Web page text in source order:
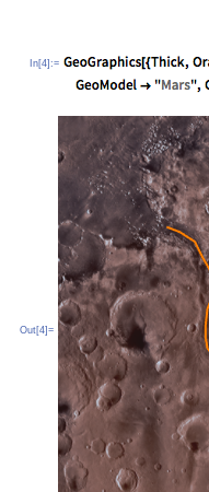
In[4]:=
Out[4]=